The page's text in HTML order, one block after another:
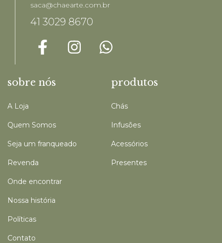
saca@chaearte.com.br
41 3029 8670
sobre nós
A Loja
Quem Somos
Seja um franqueado
Revenda
Onde encontrar
Nossa história
Políticas
Contato
produtos
Chás
Infusões
Acessórios
Presentes